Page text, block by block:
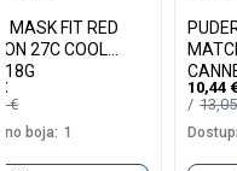
MASK FIT RED
27C COOL
18G
€
€
boja: 1
10,44